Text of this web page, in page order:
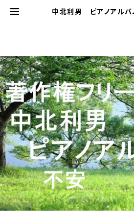
中北利男 ピアノアル